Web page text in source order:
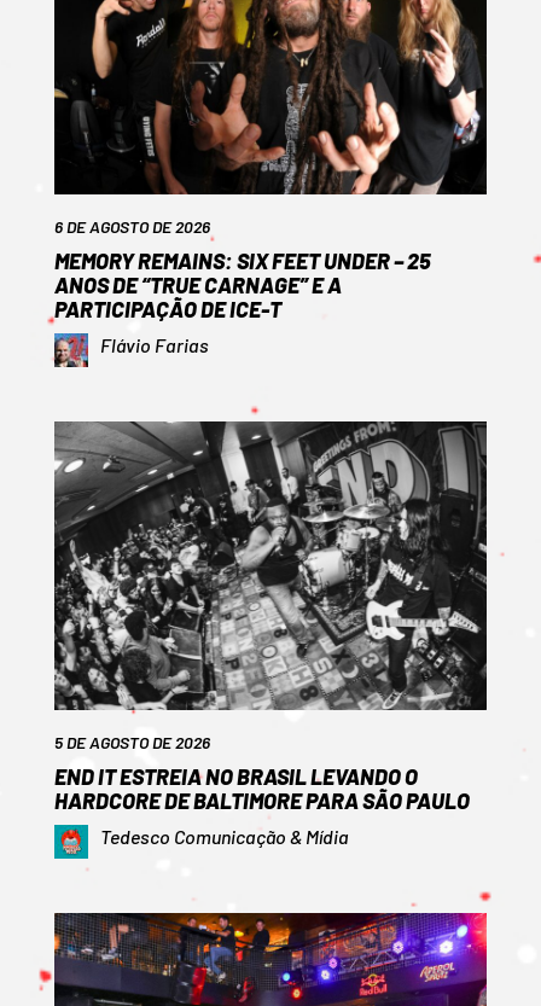
6 DE AGOSTO DE 2026
MEMORY REMAINS: SIX FEET UNDER – 25
ANOS DE “TRUE CARNAGE” E A
PARTICIPAÇÃO DE ICE-T
Flávio Farias
5 DE AGOSTO DE 2026
END IT ESTREIA NO BRASIL LEVANDO O
HARDCORE DE BALTIMORE PARA SÃO PAULO
Tedesco Comunicação & Mídia